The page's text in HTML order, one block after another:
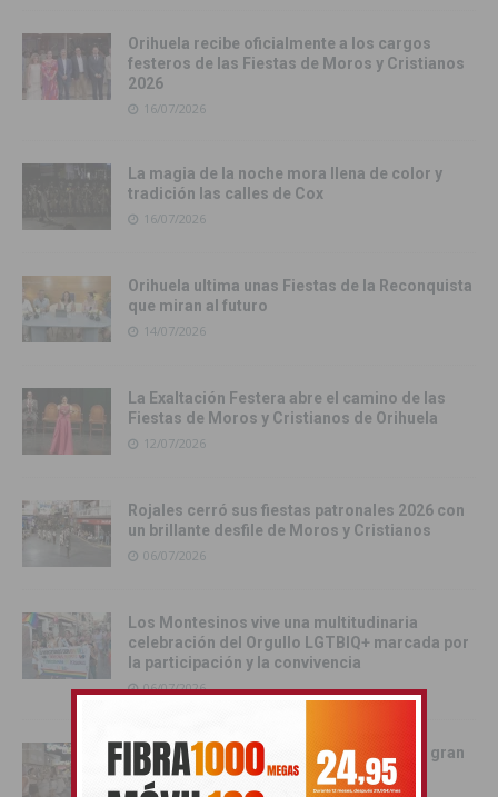
Orihuela recibe oficialmente a los cargos
festeros de las Fiestas de Moros y Cristianos
2026
16/07/2026
La magia de la noche mora llena de color y
tradición las calles de Cox
16/07/2026
Orihuela ultima unas Fiestas de la Reconquista
que miran al futuro
14/07/2026
La Exaltación Festera abre el camino de las
Fiestas de Moros y Cristianos de Orihuela
12/07/2026
Rojales cerró sus fiestas patronales 2026 con
un brillante desfile de Moros y Cristianos
06/07/2026
Los Montesinos vive una multitudinaria
celebración del Orgullo LGTBIQ+ marcada por
la participación y la convivencia
06/07/2026
Rojales vive una noche inolvidable con la gran
Charanga de sus fiestas patronales